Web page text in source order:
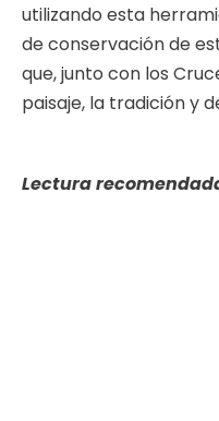
utilizando esta
de conservación de
que, junto con los
paisaje, la tradición y
Lectura